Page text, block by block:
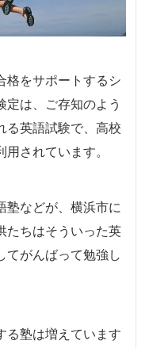
格をサポートするシ
定は、ご存知のよう
る英語試験で、高校
されています。
塾などが、横浜市に
たちはそういった英
てがんばって勉強し
る塾は増えています